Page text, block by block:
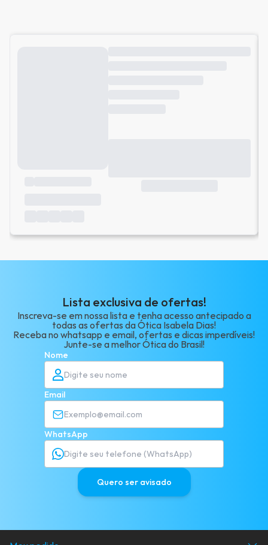
Lista exclusiva de ofertas!
Inscreva-se em nossa lista e tenha acesso antecipado a
todas as ofertas da Ótica Isabela Dias!
Receba no whatsapp e email, ofertas e dicas imperdíveis!
Junte-se a melhor Ótica do Brasil!
Nome
Email
WhatsApp
Quero ser avisado